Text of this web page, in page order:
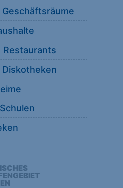
Geschäftsräume
Restaurants
Diskotheken